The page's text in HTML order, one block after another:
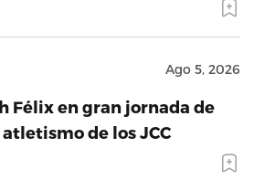
Ago 5, 2026
Félix en gran jornada de
de los JCC